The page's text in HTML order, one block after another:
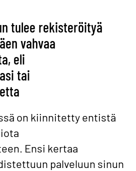
tulee rekisteröityä
vahvaa
eli
tai
on kiinnitetty entistä
Ensi kertaa
palveluun sinun